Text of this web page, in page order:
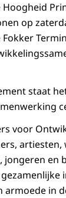
op
staat
voor
artiesten,
jongeren en
armoede in